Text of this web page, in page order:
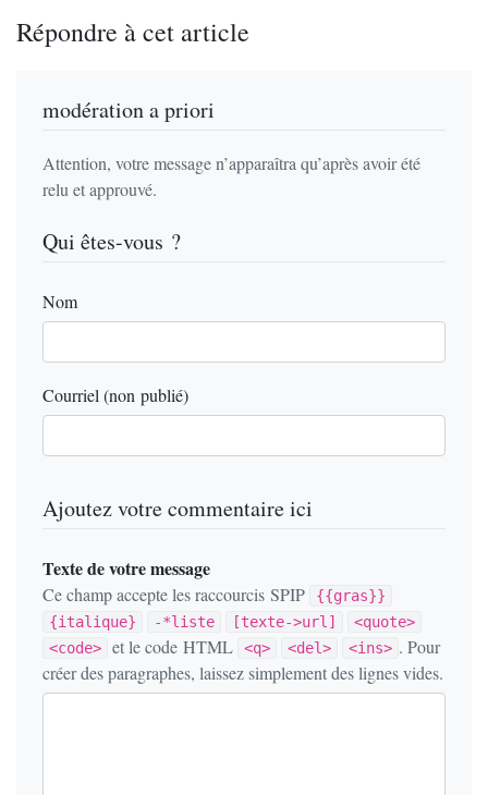
Répondre à cet article
modération a priori
Attention, votre message n’apparaîtra qu’après avoir été
relu et approuvé.
Qui êtes-vous ?
Nom
Courriel (non publié)
Ajoutez votre commentaire ici
Texte de votre message
Ce champ accepte les raccourcis SPIP
{{gras}}
{italique}
-*liste [texte->url]
<quote>
<code>
et le code HTML <q> <del> <ins> . Pour
créer des paragraphes, laissez simplement des lignes vides.